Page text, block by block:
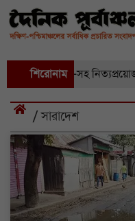
শিরোনাম
সহ নিত্যপ্রয়োজনীয়
/ সারাদেশ